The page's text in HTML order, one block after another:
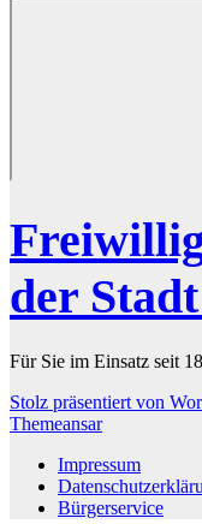
der
Für Sie im Einsatz seit
Stolz präsentiert von
Themeansar
Impressum
Bürgerservice